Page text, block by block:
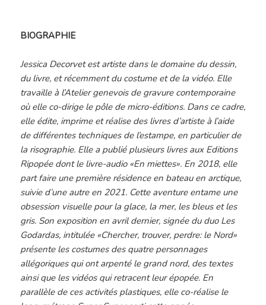
BIOGRAPHIE
Jessica Decorvet est artiste dans le domaine du dessin,
du livre, et récemment du costume et de la vidéo. Elle
travaille à l’Atelier genevois de gravure contemporaine
où elle co-dirige le pôle de micro-éditions. Dans ce cadre,
elle édite, imprime et réalise des livres d’artiste à l’aide
de différentes techniques de l’estampe, en particulier de
la risographie. Elle a publié plusieurs livres aux Editions
Ripopée dont le livre-audio «En miettes». En 2018, elle
part faire une première résidence en bateau en arctique,
suivie d’une autre en 2021. Cette aventure entame une
obsession visuelle pour la glace, la mer, les bleus et les
gris. Son exposition en avril dernier, signée du duo Les
Godardas, intitulée «Chercher, trouver, perdre: le Nord»
présente les costumes des quatre personnages
allégoriques qui ont arpenté le grand nord, des textes
ainsi que les vidéos qui retracent leur épopée. En
parallèle de ces activités plastiques, elle co-réalise le